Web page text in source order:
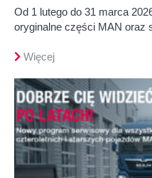
Od 1 lutego do 31 marca
oryginalne części MAN oraz
Więcej